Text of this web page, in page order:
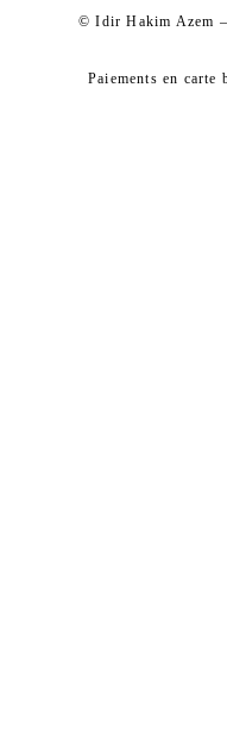
© Idir Hakim Azem
Paiements en carte